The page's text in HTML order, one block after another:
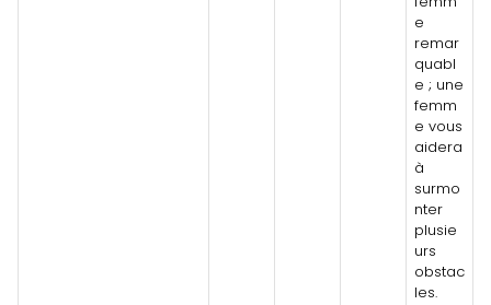
e
remar
quabl
e ; une
femm
e vous
aidera
à
surmo
nter
plusie
urs
obstac
les.